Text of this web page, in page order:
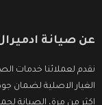
عن صيانة
نقدم لعملائنا خدمات
الغيار الاصلية لضمان